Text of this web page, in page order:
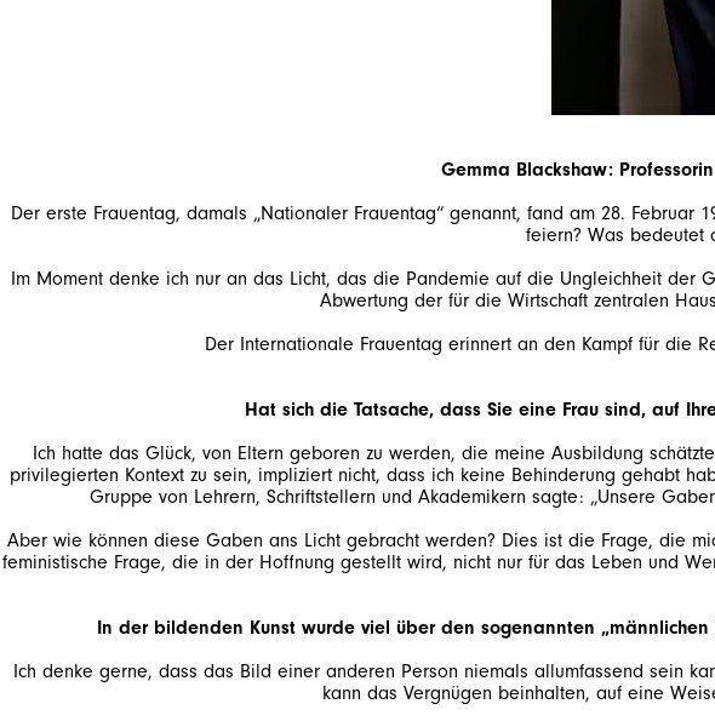
Gemma Blackshaw:
Der erste Frauentag, damals „Nationaler Frauentag“ genannt, fand am 28.
feiern? Was bedeutet
Im Moment denke ich nur an das Licht, das die Pandemie auf die Ungleichheit der
Abwertung der für die Wirtschaft zentralen
Der Internationale Frauentag erinnert an den Kampf für die
Hat sich die Tatsache, dass Sie eine Frau sind, auf
Ich hatte das Glück, von Eltern geboren zu werden, die meine Ausbildung
privilegierten Kontext zu sein, impliziert nicht, dass ich keine Behinderung gehabt
Aber wie können diese Gaben ans Licht gebracht werden? Dies ist die Frage, die
feministische Frage, die in der Hoffnung gestellt wird, nicht nur für das Leben und
In der bildenden Kunst wurde viel über den sogenannten
Ich denke gerne, dass das Bild einer anderen Person niemals allumfassend sein